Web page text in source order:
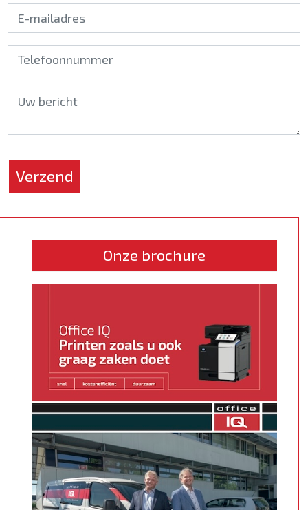
Onze brochure
Verzend